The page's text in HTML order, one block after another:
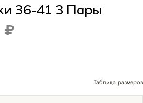
36-41 3 Пары
₽
Таблица размеров